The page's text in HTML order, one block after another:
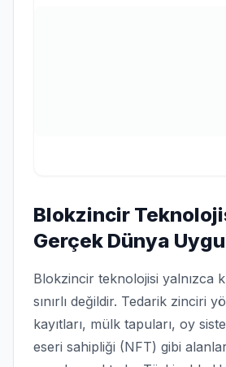
Blokzincir
Gerçek Dünya
Blokzincir teknolojisi yalnızca
sınırlı değildir. Tedarik zinciri
kayıtları, mülk tapuları, oy
eseri sahipliği (NFT) gibi